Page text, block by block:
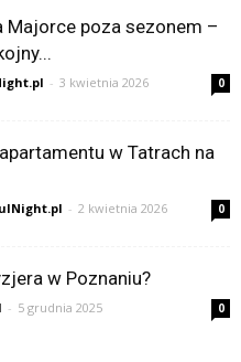
Majorce poza sezonem –
- 3 kwietnia 2026 0
w Tatrach na
- 2 kwietnia 2026 0
w Poznaniu?
- 5 grudnia 2025 0